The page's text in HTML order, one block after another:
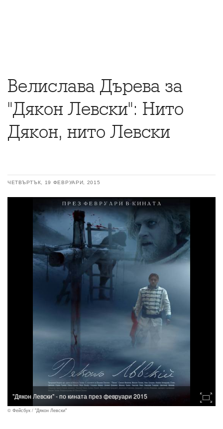
Велислава Дърева за
"Дякон Левски": Нито
Дякон, нито Левски
ЧЕТВЪРТЪК, 19 ФЕВРУАРИ, 2015
"Дякон Левски" - по кината през февруари 2015
© Фейсбук / "Дякон Левски"